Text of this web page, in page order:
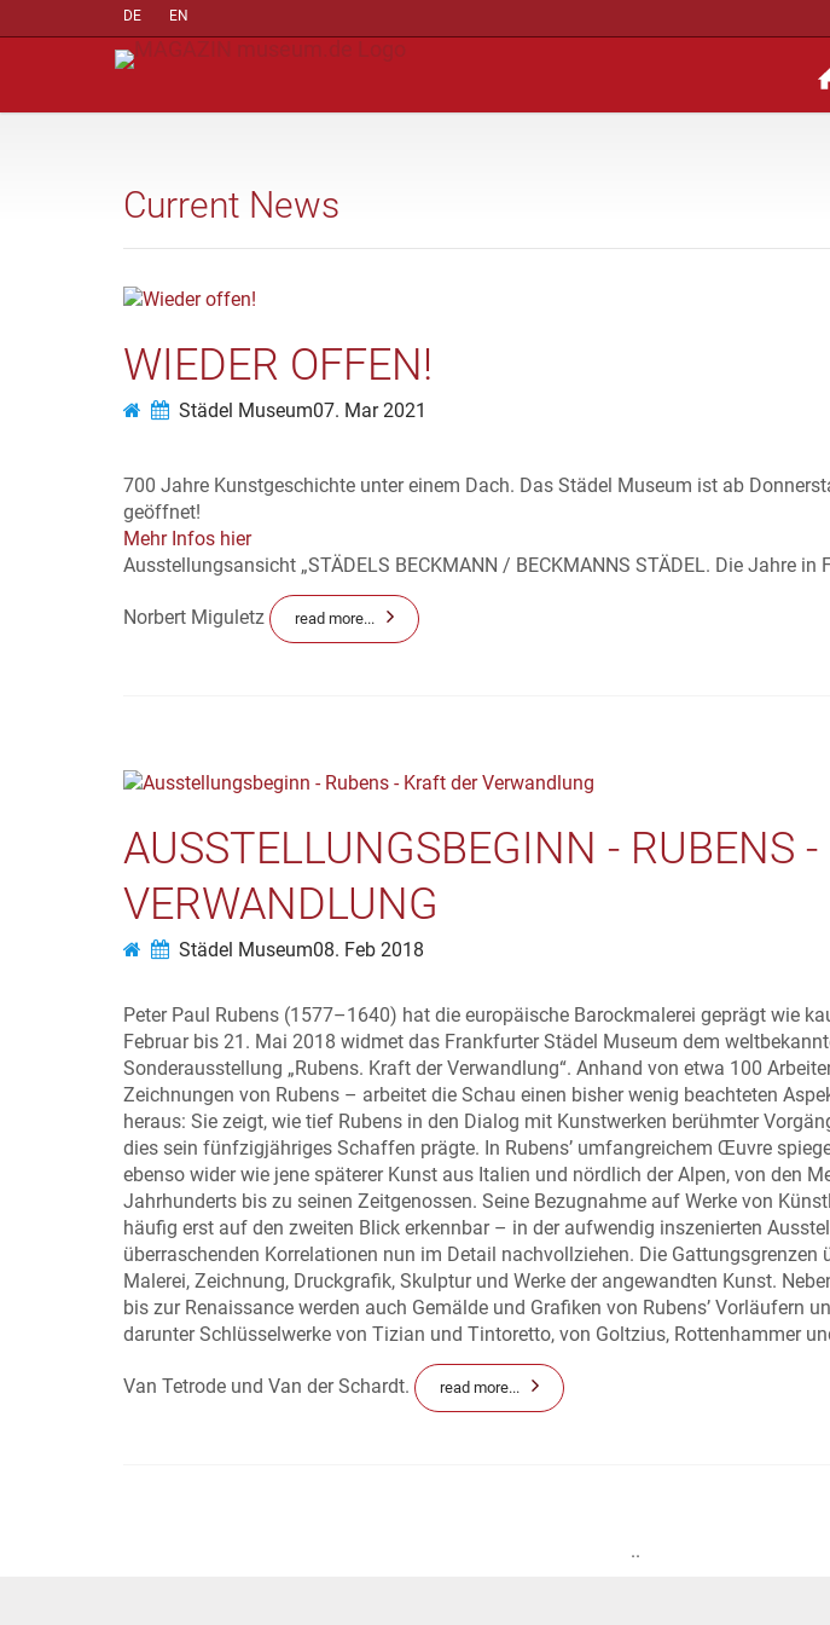
DE EN
Current News
WIEDER OFFEN!
Städel Museum07. Mar 2021
700 Jahre Kunstgeschichte unter einem Dach. Das Städel Museum ist ab
geöffnet!
Mehr Infos hier
Ausstellungsansicht „STÄDELS BECKMANN / BECKMANNS STÄDEL. Die Jahre
Norbert Miguletz read more...
AUSSTELLUNGSBEGINN - RUBENS
VERWANDLUNG
Städel Museum08. Feb 2018
Peter Paul Rubens (1577–1640) hat die europäische Barockmalerei geprägt wie
Februar bis 21. Mai 2018 widmet das Frankfurter Städel Museum dem
Sonderausstellung „Rubens. Kraft der Verwandlung“. Anhand von etwa 100
Zeichnungen von Rubens – arbeitet die Schau einen bisher wenig beachteten
heraus: Sie zeigt, wie tief Rubens in den Dialog mit Kunstwerken berühmter
dies sein fünfzigjähriges Schaffen prägte. In Rubens’ umfangreichem Œuvre
ebenso wider wie jene späterer Kunst aus Italien und nördlich der Alpen, von den
Jahrhunderts bis zu seinen Zeitgenossen. Seine Bezugnahme auf Werke von
häufig erst auf den zweiten Blick erkennbar – in der aufwendig inszenierten
überraschenden Korrelationen nun im Detail nachvollziehen. Die Gattungsgrenzen
Malerei, Zeichnung, Druckgrafik, Skulptur und Werke der angewandten Kunst.
bis zur Renaissance werden auch Gemälde und Grafiken von Rubens’ Vorläufern
darunter Schlüsselwerke von Tizian und Tintoretto, von Goltzius, Rottenhammer
Van Tetrode und Van der Schardt. read more...
..